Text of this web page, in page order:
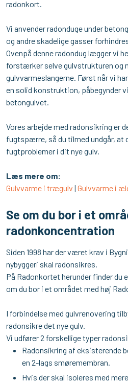
radonkort.
Vi anvender radonduge under
og andre skadelige gasser
Ovenpå denne radondug lægger vi
forstærker selve gulvstrukturen og
gulvvarmeslangerne. Først når vi
en solid konstruktion, påbegynder
betongulvet.
Vores arbejde med radonsikring er
fugtspærre, så du tilmed undgår, at
fugtproblemer i dit nye gulv.
Læs mere om:
Gulvvarme i trægulv |Gulvvarme i
Se om du bor i et
radonkoncentration
​Siden 1998 har der været krav i
nybyggeri skal radonsikres.
På Radonkortet herunder finder du
om du bor i et området med høj
I forbindelse med gulvrenovering
radonsikre det nye gulv.
Vi udfører 2 forskellige typer
Radonsikring af eksisterende
en 2-lags smøremembran.
Hvis der skal isoleres med